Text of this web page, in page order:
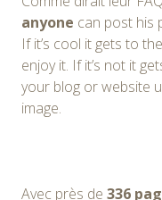
anyone can post his
If it’s cool it gets to
enjoy it. If it’s not it
your blog or website
image.
Avec près de 336